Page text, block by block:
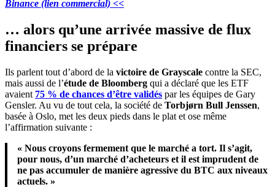
Binance (lien commercial) <<
… alors qu’une arrivée massive de flux
financiers se prépare
Ils parlent tout d’abord de la victoire de Grayscale contre la SEC,
mais aussi de l’étude de Bloomberg qui a déclaré que les ETF
avaient 75 % de chances d’être validés par les équipes de Gary
Gensler. Au vu de tout cela, la société de Torbjørn Bull Jenssen,
basée à Oslo, met les deux pieds dans le plat et ose même
l’affirmation suivante :
« Nous croyons fermement que le marché a tort. Il s’agit,
pour nous, d’un marché d’acheteurs et il est imprudent de
ne pas accumuler de manière agressive du BTC aux niveaux
actuels. »